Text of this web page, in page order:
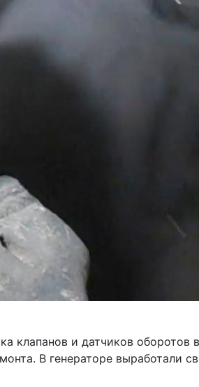
клапанов и датчиков оборотов
В генераторе выработали